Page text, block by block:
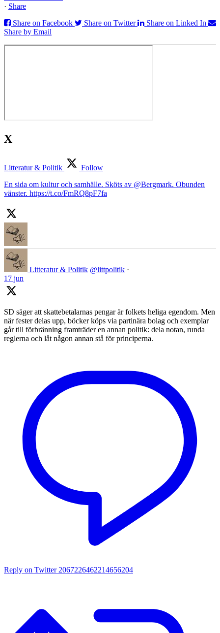
· Share
Share on Facebook
Share on Twitter
Share on Linked In
Share by Email
X
Litteratur & Politik
Follow
En sida om kultur och samhälle. Sköts av @Bergmark. Obunden
vänster. https://t.co/FmRQ8pF7fa
Litteratur & Politik @littpolitik ·
17 jun
SD säger att skattebetalarnas pengar är folkets heliga egendom. Men
när fester delas upp, böcker köps via partinära bolag och exemplar
går till förbränning framträder en annan politik: dela notan, runda
reglerna och låt någon annan stå för principerna.
Reply on Twitter 2067226462214656204